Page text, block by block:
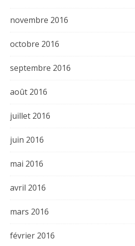
novembre 2016
octobre 2016
septembre 2016
août 2016
juillet 2016
juin 2016
mai 2016
avril 2016
mars 2016
février 2016